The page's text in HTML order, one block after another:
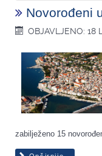
Novorođeni
OBJAVLJENO: 18
zabilježeno 15